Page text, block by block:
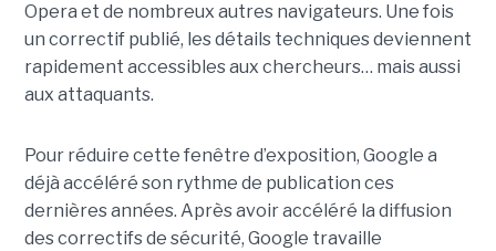
Opera et de nombreux autres navigateurs. Une fois
un correctif publié, les détails techniques deviennent
rapidement accessibles aux chercheurs… mais aussi
aux attaquants.
Pour réduire cette fenêtre d’exposition, Google a
déjà accéléré son rythme de publication ces
dernières années. Après avoir accéléré la diffusion
des correctifs de sécurité, Google travaille